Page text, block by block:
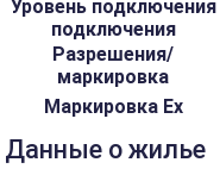
Уровень подключения
подключения
Разрешения/
маркировка
Маркировка Ex
Данные о жилье